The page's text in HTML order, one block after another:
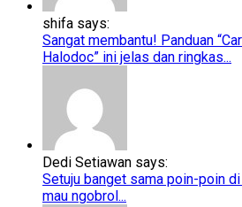
shifa says:
Sangat membantu! Panduan
Halodoc” ini jelas dan ringkas...
Dedi Setiawan says:
Setuju banget sama poin-poin
mau ngobrol...